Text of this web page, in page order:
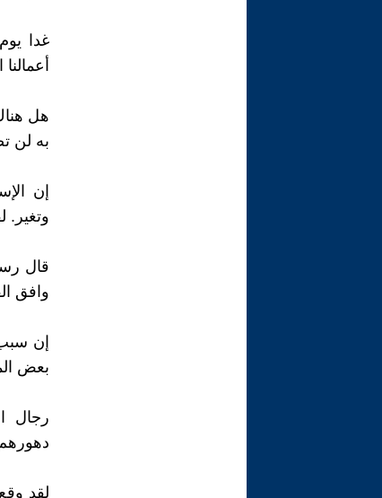
غدا
هل
به لن
إن
وتغير.
قال
وافق
إن
بعض
رجال
لقد